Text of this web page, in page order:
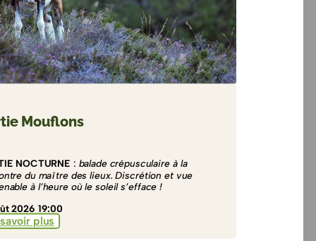
Mouflons
NOCTURNE : balade crépusculaire à la
du maître des lieux. Discrétion et vue
à l’heure où le soleil s’efface !
2026 19:00
plus